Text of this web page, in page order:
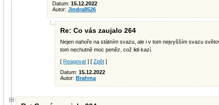
Datum: 15.12.2022
Autor: Jindra8526
Re: Co vás zaujalo 264
Nejen nahoře na státním svazu, ale i v tom nejvyšším svazu
tom nechutně moc peněz, což lidi kazí.
[ Reagovat ] [ Zpět ]
Datum: 15.12.2022
Autor: Brahma